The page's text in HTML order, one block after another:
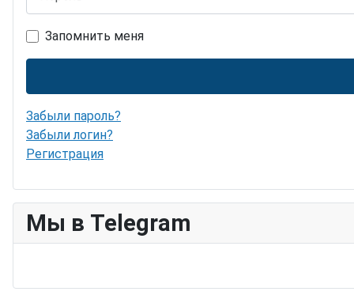
Запомнить меня
Забыли пароль?
Забыли логин?
Регистрация
Мы в Telegram